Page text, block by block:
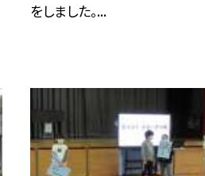
をしました。...